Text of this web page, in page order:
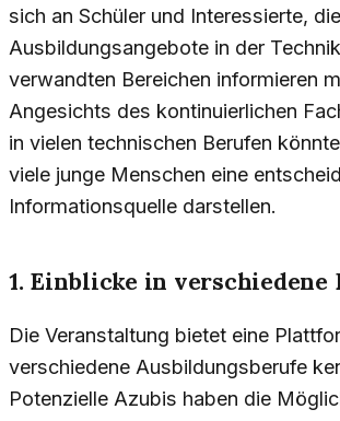
sich an Schüler und Interessierte,
Ausbildungsangebote in der
verwandten Bereichen informieren
Angesichts des kontinuierlichen
in vielen technischen Berufen
viele junge Menschen eine
Informationsquelle darstellen.
1. Einblicke in verschiedene
Die Veranstaltung bietet eine
verschiedene Ausbildungsberufe
Potenzielle Azubis haben die